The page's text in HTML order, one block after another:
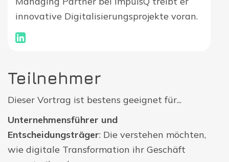
innovative Digitalisierungsprojekte voran.
Teilnehmer
Dieser Vortrag ist bestens geeignet für...
Unternehmensführer und
Entscheidungsträger: Die verstehen möchten,
wie digitale Transformation ihr Geschäft